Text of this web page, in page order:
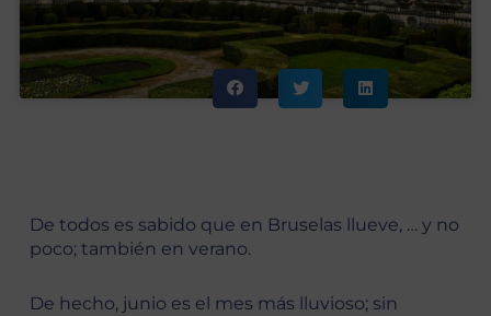
De todos es sabido que en Bruselas llueve, … y no
poco; también en verano.
De hecho, junio es el mes más lluvioso; sin